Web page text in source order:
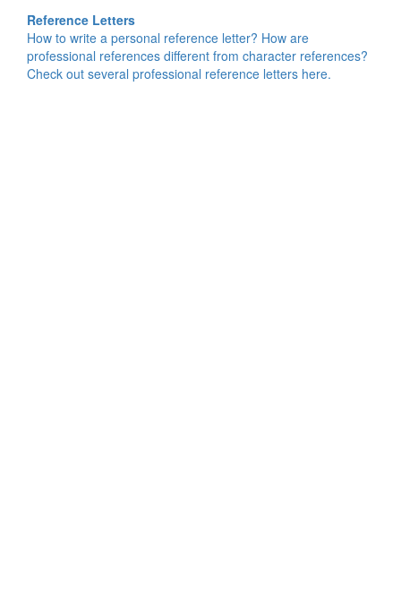
Reference Letters
How to write a personal reference letter? How are
professional references different from character references?
Check out several professional reference letters here.